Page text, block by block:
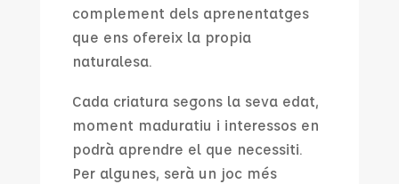
complement dels aprenentatges
que ens ofereix la propia
naturalesa.
Cada criatura segons la seva edat,
moment maduratiu i interessos en
podrà aprendre el que necessiti.
Per algunes, serà un joc més